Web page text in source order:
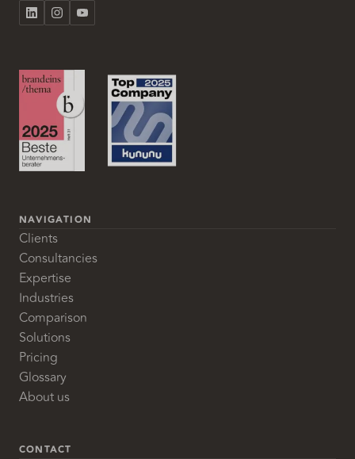
NAVIGATION
Clients
Consultancies
Expertise
Industries
Comparison
Solutions
Pricing
Glossary
About us
CONTACT